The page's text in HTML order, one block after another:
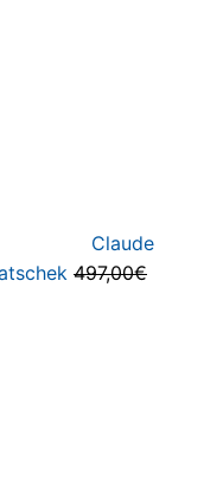
Claude
497,00€